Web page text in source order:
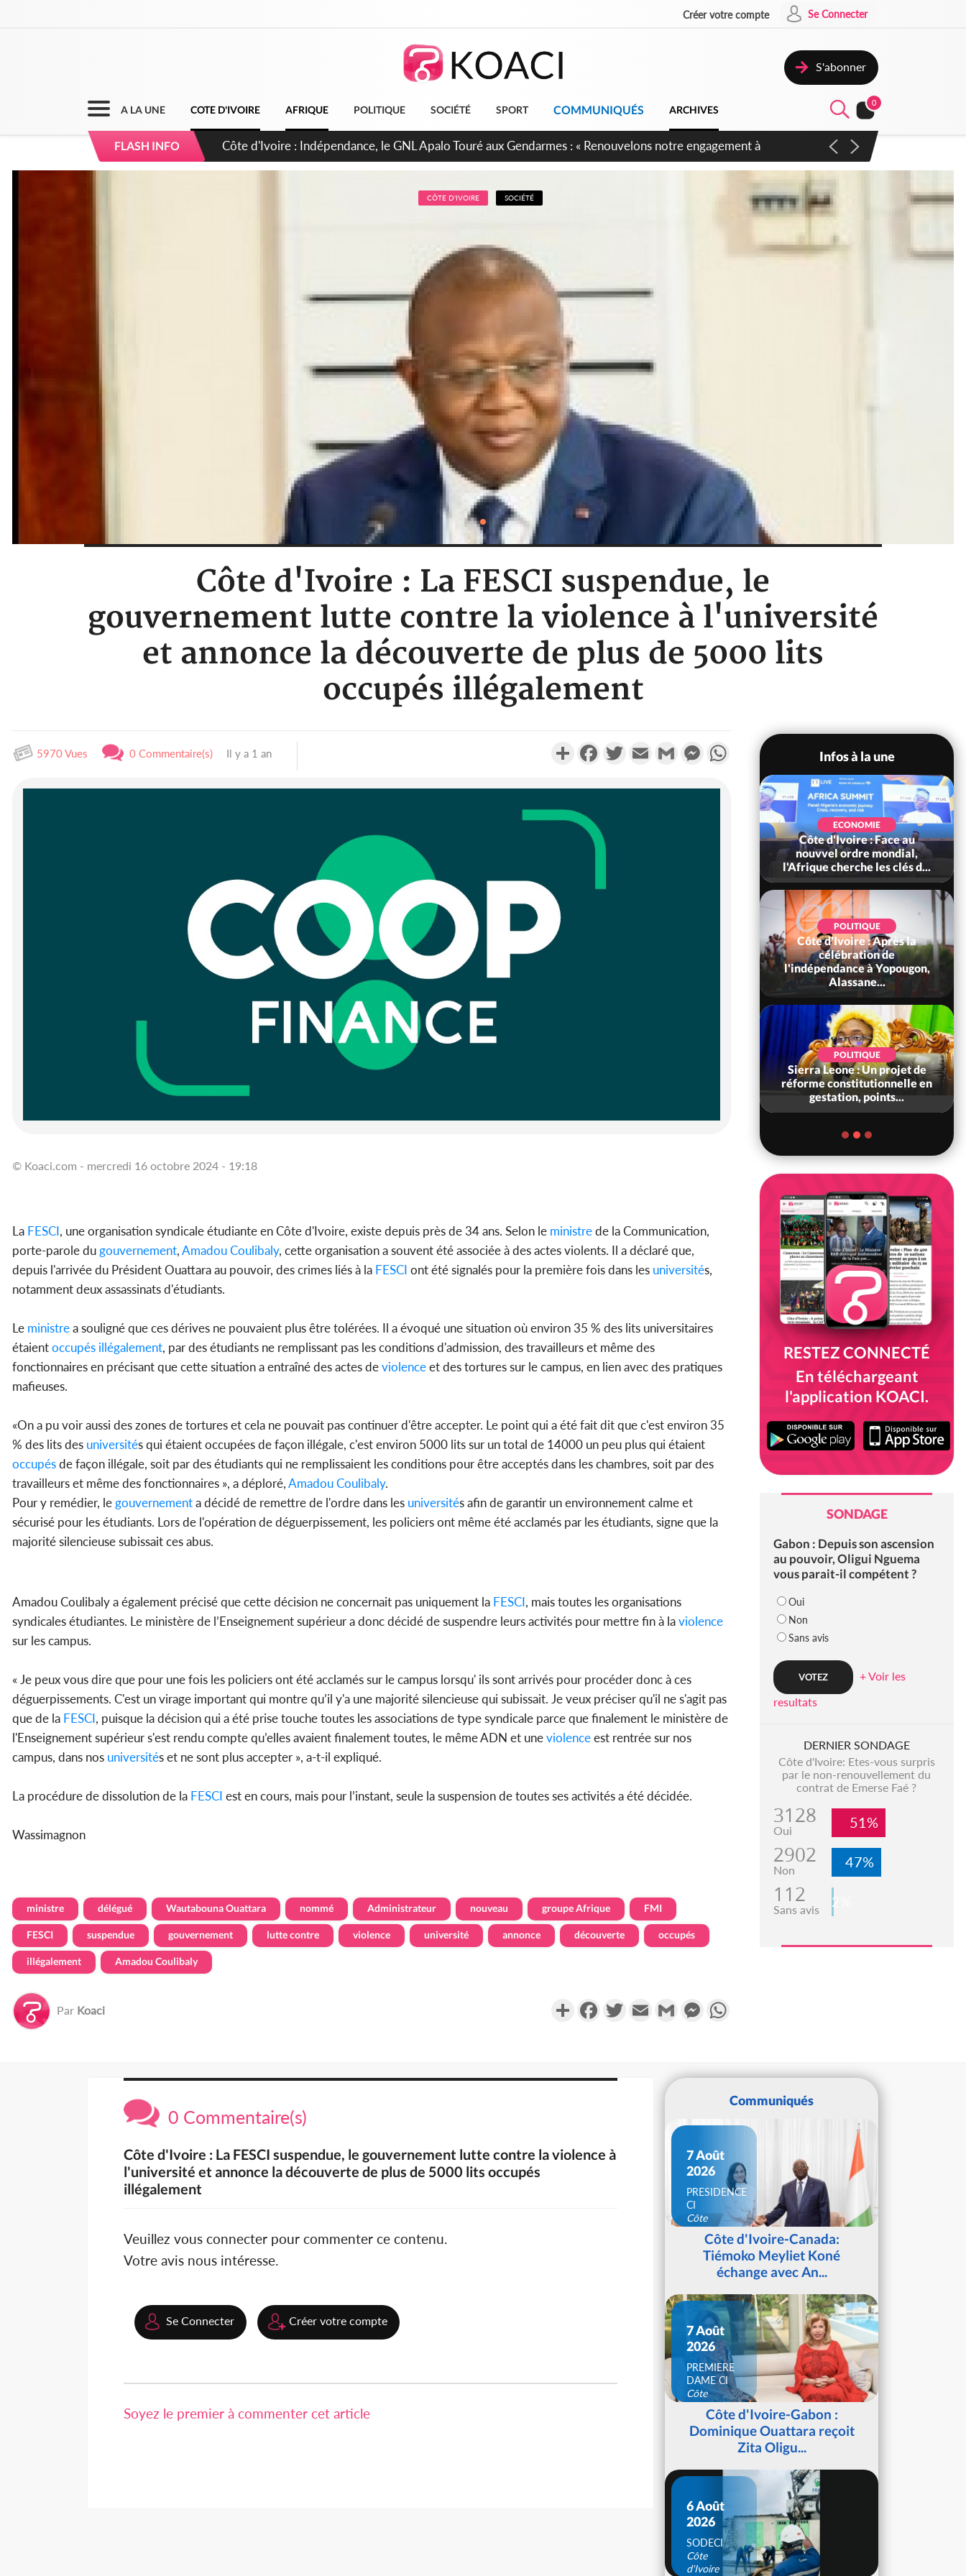
Créer votre compte Se Connecter
S'abonner
A LA UNE COTE D'IVOIRE AFRIQUE POLITIQUE SOCIÉTÉ SPORT COMMUNIQUÉS ARCHIVES
0
FLASH INFO
Sierra Leone : Un projet de réforme constitutionnelle en gestation, points clés des amendements, un exclu
d'avance
CÔTE D'IVOIRE SOCIÉTÉ
Côte d'Ivoire : La FESCI suspendue, le
gouvernement lutte contre la violence à l'université
et annonce la découverte de plus de 5000 lits
occupés illégalement
5970 Vues 0 Commentaire(s) Il y a 1 an PartagerFacebookTwitterEmail Gmail MessengerWhatsApp
© Koaci.com - mercredi 16 octobre 2024 - 19:18
La FESCI, une organisation syndicale étudiante en Côte d'Ivoire, existe depuis près de 34 ans. Selon le ministrede la Communication,
porte-parole dugouvernement,Amadou Coulibaly, cette organisation a souvent été associée à des actes violents. Il a déclaré que,
depuis l'arrivée du Président Ouattara au pouvoir, des crimes liés à la FESCI ont été signalés pour la première fois dans les universités,
notamment deux assassinats d'étudiants.
Le ministrea souligné que ces dérives ne pouvaient plus être tolérées. Il a évoqué une situation où environ 35 % des lits universitaires
étaientoccupés illégalement, par des étudiants ne remplissant pas les conditions d'admission, des travailleurs et même des
fonctionnaires en précisant que cette situation a entraîné des actes deviolenceet des tortures sur le campus, en lien avec des pratiques
mafieuses.
«On a pu voir aussi des zones de tortures et cela ne pouvait pas continuer d'être accepter. Le point qui a été fait dit que c'est environ 35
% des lits des universités qui étaient occupées de façon illégale, c'est environ 5000 lits sur un total de 14000 un peu plus qui étaient
occupésde façon illégale, soit par des étudiants qui ne remplissaient les conditions pour être acceptés dans les chambres, soit par des
travailleurs et même des fonctionnaires », a déploré,Amadou Coulibaly.
Pour y remédier, legouvernementa décidé de remettre de l'ordre dans les universités afin de garantir un environnement calme et
sécurisé pour les étudiants. Lors de l'opération de déguerpissement, les policiers ont même été acclamés par les étudiants, signe que la
majorité silencieuse subissait ces abus.
Amadou Coulibaly a également précisé que cette décision ne concernait pas uniquement la FESCI, mais toutes les organisations
syndicales étudiantes. Le ministère de l’Enseignement supérieur a donc décidé de suspendre leurs activités pour mettre fin à laviolence
sur les campus.
« Je peux vous dire que pour une fois les policiers ont été acclamés sur le campus lorsqu' ils sont arrivés pour procéder donc à ces
déguerpissements. C'est un virage important qui montre qu’il y'a une majorité silencieuse qui subissait. Je veux préciser qu'il ne s'agit pas
que de la FESCI, puisque la décision qui a été prise touche toutes les associations de type syndicale parce que finalement le ministère de
l'Enseignement supérieur s'est rendu compte qu’elles avaient finalement toutes, le même ADN et uneviolenceest rentrée sur nos
campus, dans nos universités et ne sont plus accepter », a-t-il expliqué.
La procédure de dissolution de la FESCI est en cours, mais pour l’instant, seule la suspension de toutes ses activités a été décidée.
Wassimagnon
ministre délégué Wautabouna Ouattara nommé Administrateur nouveau groupe Afrique FMI
FESCI suspendue gouvernement lutte contre violence université annonce découverte occupés
illégalement Amadou Coulibaly
Par Koaci PartagerFacebookTwitterEmail Gmail Messenger
Infos à la une
résiduels de cacao, des
sociétés coopératives et
ECONOMIE
Côte d'Ivoire : Face au
nouvvel ordre mondial,
l'Afrique cherche les clés d...
POLITIQUE
Côte d'Ivoire : Après la
célébration de
l'indépendance à Yopougon,
Alassane...
POLITIQUE
Sierra Leone : Un projet de
réforme constitutionnelle en
gestation, points...
RESTEZ CONNECTÉ
En téléchargeant
l'application KOACI.
SONDAGE
Gabon : Depuis son ascension
au pouvoir, Oligui Nguema
vous parait-il compétent ?
Oui
Non
Sans avis
+ Voir les
resultats
DERNIER SONDAGE
Côte d'Ivoire: Etes-vous surpris
par le non-renouvellement du
contrat de Emerse Faé ?
3128
Oui 51%
2902
Non 47%
112
Sans avis 2%
0 Commentaire(s)
Côte d'Ivoire : La FESCI suspendue, le gouvernement lutte contre la violence à
l'université et annonce la découverte de plus de 5000 lits occupés
illégalement
Veuillez vous connecter pour commenter ce contenu.
Votre avis nous intéresse.
Se Connecter Créer votre compte
Soyez le premier à commenter cet article
Communiqués
7 Août
2026
PRESIDENCE
CI
Côte
d'IvoireCôte d'Ivoire-Canada:
Tiémoko Meyliet Koné
échange avec An...
7 Août
2026
PREMIERE
DAME CI
Côte
d'IvoireCôte d'Ivoire-Gabon :
Dominique Ouattara reçoit
Zita Oligu...
6 Août
2026
SODECI
Côte
d'Ivoire